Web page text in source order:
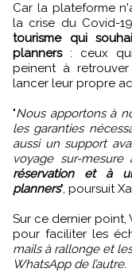
Car la plateforme n'a pas cessé de communiquer durant
la crise du Covid-
tourisme qui
planners: ceux qui
peinent à
lancer leur propre
"Nous apportons à
les garanties
aussi un support
voyage sur-mesure
réservation et à
planners", poursuit
Sur ce dernier
pour faciliter les
mails à rallonge et
WhatsApp de l’autre.